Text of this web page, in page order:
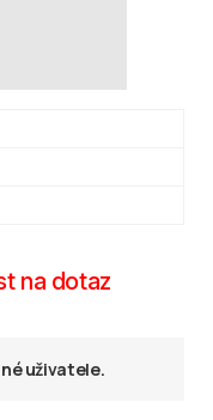
na dotaz
uživatele.